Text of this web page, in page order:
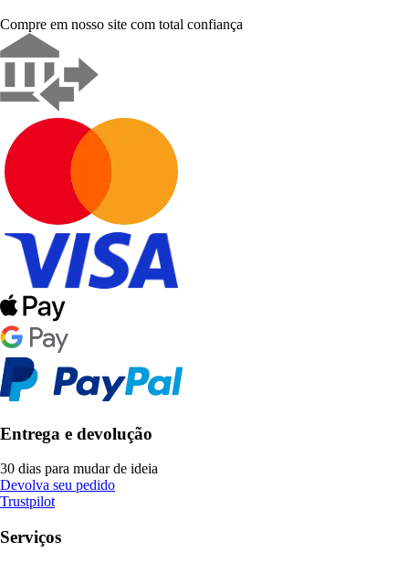
Compre em nosso site com total confiança
Entrega e devolução
30 dias para mudar de ideia
Devolva seu pedido
Trustpilot
Serviços